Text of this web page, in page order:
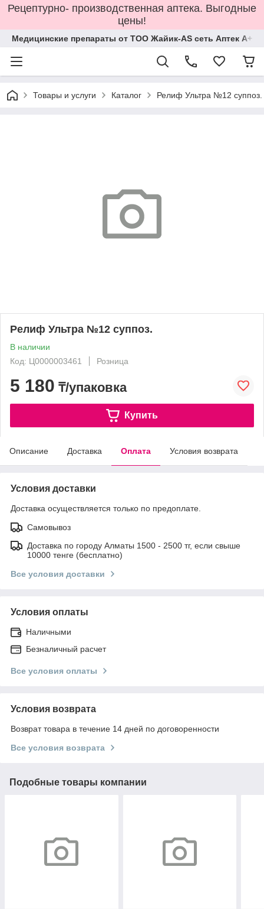
Рецептурно- производственная аптека. Выгодные
цены!
Медицинские препараты от ТОО Жайик-AS сеть Аптек А+
Товары и услуги Каталог Релиф Ультра №12 суппоз.
Релиф Ультра №12 суппоз.
В наличии
Код: Ц0000003461
Розница
5 180 ₸/упаковка
Купить
Описание Доставка Оплата Условия возврата
Условия доставки
Доставка осуществляется только по предоплате.
Самовывоз
Доставка по городу Алматы 1500 - 2500 тг, если свыше
10000 тенге (бесплатно)
Все условия доставки
Условия оплаты
Наличными
Безналичный расчет
Все условия оплаты
Условия возврата
Возврат товара в течение 14 дней по договоренности
Все условия возврата
Подобные товары компании